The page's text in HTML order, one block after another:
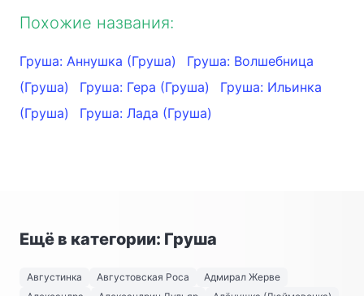
Похожие названия:
Груша: Аннушка (Груша)
Груша: Волшебница
(Груша)
Груша: Гера (Груша)
Груша: Ильинка
(Груша)
Груша: Лада (Груша)
Ещё в категории: Груша
Августинка Августовская Роса
Адмирал Жерве